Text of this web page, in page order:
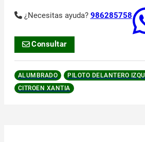
¿Necesitas ayuda? 986285758
Consultar
ALUMBRADO PILOTO DELANTERO
CITROEN XANTIA